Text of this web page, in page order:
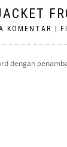
KOMENTAR
dengan